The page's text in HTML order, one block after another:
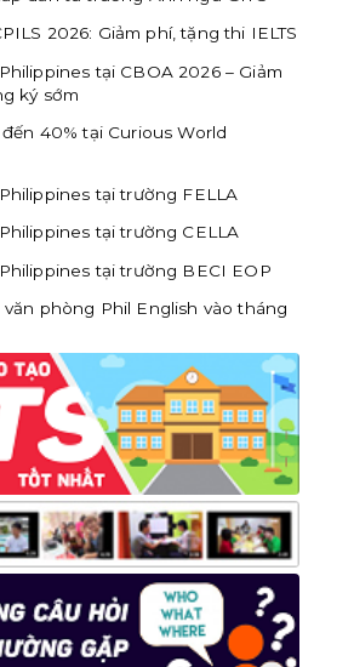
2026: Giảm phí, tặng thi IELTS
tại CBOA 2026 – Giảm
ký sớm
40% tại Curious World
tại trường FELLA
tại trường CELLA
tại trường BECI EOP
phòng Phil English vào tháng